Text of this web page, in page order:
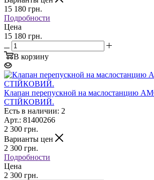
15 180 грн.
Подробности
Цена
15 180 грн.
В корзину
Клапан перепускной на маслостанцию
СТІЙКОВИЙ.
Есть в наличии: 2
Арт.: 81400266
2 300 грн.
Варианты цен
2 300 грн.
Подробности
Цена
2 300 грн.